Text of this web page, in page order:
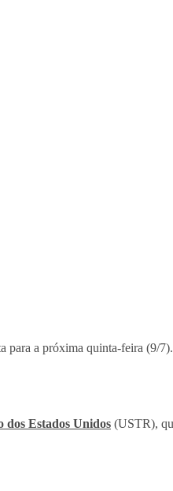
para a próxima quinta-feira (9/7).
dos Estados Unidos (USTR),